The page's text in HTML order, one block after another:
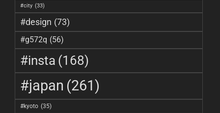
#city (33)
#design (73)
#g572q (56)
#insta (168)
#japan (261)
#kyoto (35)